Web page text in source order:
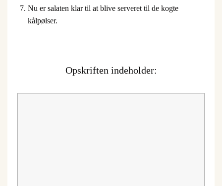
Nu er salaten klar til at blive serveret til de kogte
kålpølser.
Opskriften indeholder: